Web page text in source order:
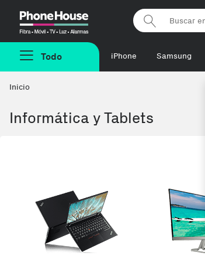
Phonehouse
Todo iPhone Samsung
Inicio
Informática y Tablets